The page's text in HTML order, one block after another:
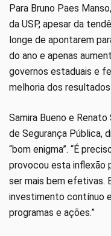
Para Bruno Paes
da USP, apesar da
longe de apontarem
do ano e apenas
governos estaduais e
melhoria dos
Samira Bueno e
de Segurança Pública,
“bom enigma”. “É
provocou esta inflexão
ser mais bem efetivas.
investimento contínuo
programas e ações.”